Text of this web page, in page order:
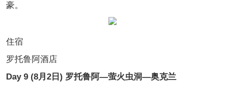
豪。
住宿
罗托鲁阿酒店
Day 9 (8月2日) 罗托鲁阿—萤火虫洞—奥克兰